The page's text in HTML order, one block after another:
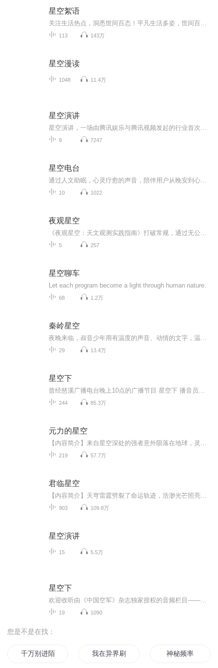
星空絮语
113 143万
星空漫读
1048 11.4万
星空演讲
9 7247
星空电台
10 1022
夜观星空
5 257
星空聊车
Let each program become a light through human nature.
68 1.2万
秦岭星空
29 13.4万
星空下
244 85.3万
元力的星空
219 57.7万
君临星空
903 109.8万
星空演讲
15 5.5万
星空下
19 1090
您是不是在找：
千万别进陌生的YY频道 我在异界刷视频 神秘频率